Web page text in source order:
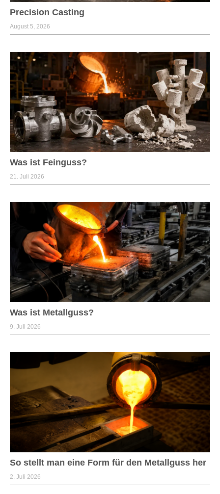
Precision Casting
August 5, 2026
Was ist Feinguss?
21. Juli 2026
Was ist Metallguss?
9. Juli 2026
So stellt man eine Form für den Metallguss her
2. Juli 2026